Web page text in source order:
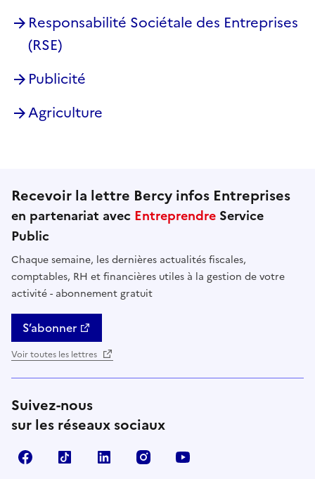
Responsabilité Sociétale des Entreprises
(RSE)
Publicité
Agriculture
Recevoir la lettre Bercy infos Entreprises
en partenariat avec Entreprendre Service
Public
Chaque semaine, les dernières actualités fiscales,
comptables, RH et financières utiles à la gestion de votre
activité - abonnement gratuit
S’abonner
Voir toutes les lettres
Suivez-nous
sur les réseaux sociaux
FacebookTikTok Linkedin Instagram